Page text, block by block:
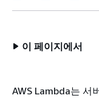
이 페이지에서
AWS Lambda는 서